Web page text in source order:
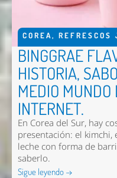
COREA, REFRESCOS
BINGGRAE
HISTORIA,
MEDIO
INTERNET.
En Corea del Sur, hay
presentación: el
leche con forma de
saberlo.
Sigue leyendo →